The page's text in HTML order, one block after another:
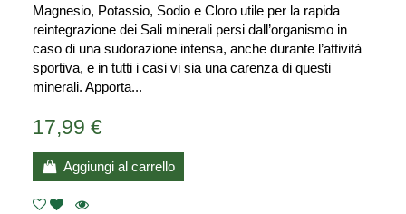
Magnesio, Potassio, Sodio e Cloro utile per la rapida
reintegrazione dei Sali minerali persi dall’organismo in
caso di una sudorazione intensa, anche durante l’attività
sportiva, e in tutti i casi vi sia una carenza di questi
minerali. Apporta...
17,99 €
Aggiungi al carrello